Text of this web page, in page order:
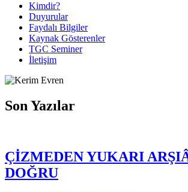
Kimdir?
Duyurular
Faydalı Bilgiler
Kaynak Gösterenler
TGC Seminer
İletişim
Son Yazılar
ÇİZMEDEN YUKARI
DOĞRU